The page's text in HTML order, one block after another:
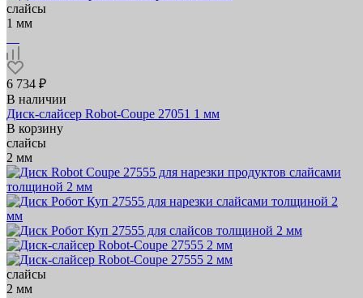
слайсы
1 мм
6 734 ₽
В наличии
Диск-слайсер Robot-Coupe 27051 1 мм
В корзину
слайсы
2 мм
слайсы
2 мм